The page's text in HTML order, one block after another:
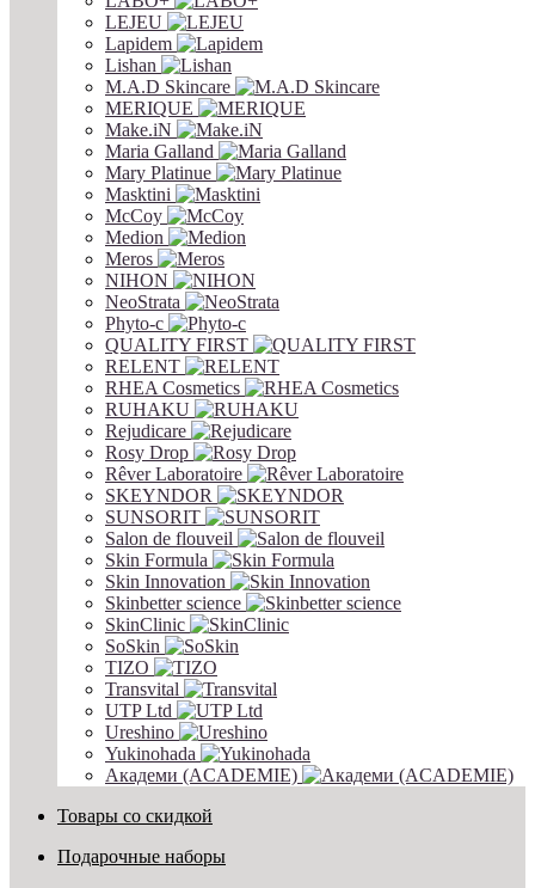
LEJEU
Lapidem
Lishan
M.A.D Skincare
MERIQUE
Make.iN
Maria Galland
Mary Platinue
Masktini
McCoy
Medion
Meros
NIHON
NeoStrata
Phyto-c
QUALITY FIRST
RELENT
RHEA Cosmetics
RUHAKU
Rejudicare
Rosy Drop
Rêver Laboratoire
SKEYNDOR
SUNSORIT
Salon de flouveil
Skin Formula
Skin Innovation
Skinbetter science
SkinСlinic
SoSkin
TIZO
Transvital
UTP Ltd
Ureshino
Yukinohada
Академи (ACADEMIE)
Товары со скидкой
Подарочные наборы